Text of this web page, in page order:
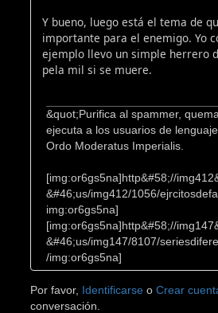
Y bueno, luego está el tema de
importante para el enemigo. Yo
ejemplo llevo un simple herrero
pela mil si se muere.
&quot;Purifica al spammer,
ejecuta a los usuarios de
Ordo Moderatus Imperialis.
[img:or6gs5na]http&#58;//
&#46;us/img412/1056/
img:or6gs5na]
[img:or6gs5na]http&#58;//
&#46;us/img147/8107/
/img:or6gs5na]
Por favor, Identificarse oCrear
conversación.